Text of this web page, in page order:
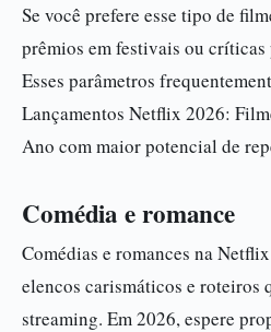
Se você prefere esse tipo de
prêmios em festivais ou
Esses parâmetros
Lançamentos Netflix 2026:
Ano com maior potencial de
Comédia e romance
Comédias e romances na
elencos carismáticos e roteiros
streaming. Em 2026, espere